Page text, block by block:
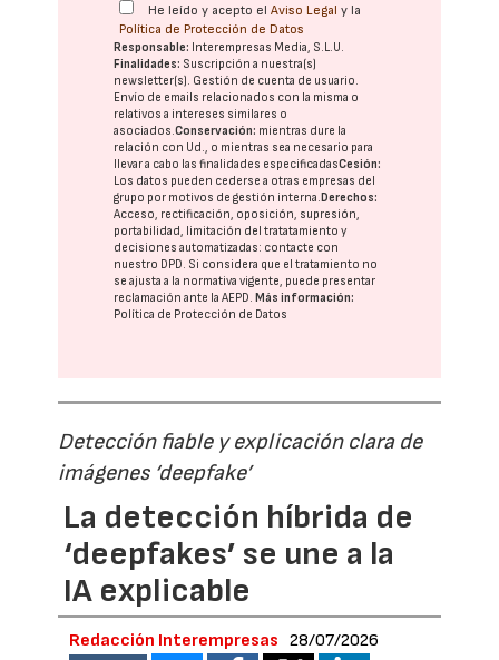
He leído y acepto elAviso Legal y la
Política de Protección de Datos
Responsable: Interempresas Media, S.L.U.
Finalidades: Suscripción a nuestra(s)
newsletter(s). Gestión de cuenta de usuario.
Envío de emails relacionados con la misma o
relativos a intereses similares o
asociados.Conservación: mientras dure la
relación con Ud., o mientras sea necesario para
llevar a cabo las finalidades especificadasCesión:
Los datos pueden cederse a otras empresas del
grupo por motivos de gestión interna.Derechos:
Acceso, rectificación, oposición, supresión,
portabilidad, limitación del tratatamiento y
decisiones automatizadas: contacte con
nuestro DPD . Si considera que el tratamiento no
se ajusta a la normativa vigente, puede presentar
reclamación ante laAEPD .Más información:
Política de Protección de Datos
Detección fiable y explicación clara de
imágenes ‘deepfake’
La detección híbrida de
‘deepfakes’ se une a la
IA explicable
Redacción Interempresas 28/07/2026